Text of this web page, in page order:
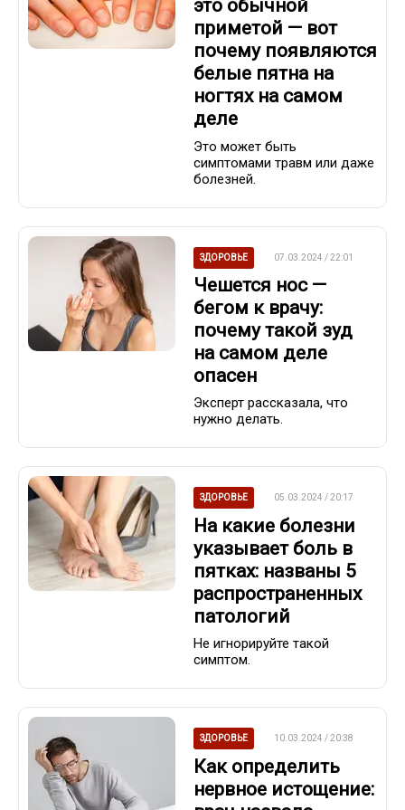
это обычной
приметой — вот
почему появляются
белые пятна на
ногтях на самом
деле
Это может быть
симптомами травм или даже
болезней.
ЗДОРОВЬЕ 07.03.2024 / 22:01
Чешется нос —
бегом к врачу:
почему такой зуд
на самом деле
опасен
Эксперт рассказала, что
нужно делать.
ЗДОРОВЬЕ 05.03.2024 / 20:17
На какие болезни
указывает боль в
пятках: названы 5
распространенных
патологий
Не игнорируйте такой
симптом.
ЗДОРОВЬЕ 10.03.2024 / 20:38
Как определить
нервное истощение: